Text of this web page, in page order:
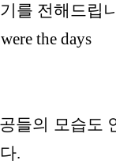
를 전해드립
the days
들의 모습도
.